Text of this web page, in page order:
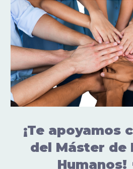
¡Te apoyamos
del Máster de
Humanos!